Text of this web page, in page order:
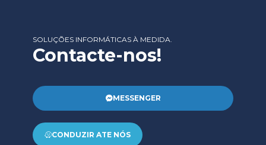
SOLUÇÕES INFORMÁTICAS À MEDIDA.
Contacte-nos!
MESSENGER
CONDUZIR ATE NÓS